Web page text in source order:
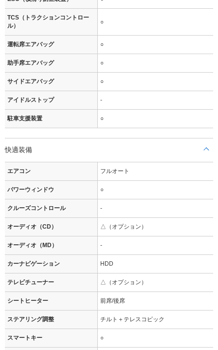
TCS（トラクションコントロー
ル）
○
運転席エアバッグ ○
助手席エアバッグ ○
サイドエアバッグ ○
アイドルストップ -
駐車支援装置 ○
快適装備
エアコン フルオート
パワーウィンドウ ○
クルーズコントロール -
オーディオ（CD） △（オプション）
オーディオ（MD） -
カーナビゲーション HDD
テレビチューナー △（オプション）
シートヒーター 前席/後席
ステアリング調整 チルト＋テレスコピック
スマートキー ○